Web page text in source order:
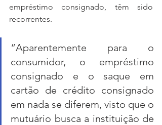
empréstimo consignado, têm sido
recorrentes.
“Aparentemente para o
consumidor, o empréstimo
consignado e o saque em
cartão de crédito consignado
em nada se diferem, visto que o
mutuário busca a instituição de